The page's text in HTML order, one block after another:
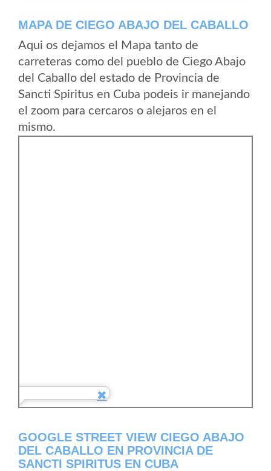
MAPA DE CIEGO ABAJO DEL CABALLO
Aqui os dejamos el Mapa tanto de
carreteras como del pueblo de Ciego Abajo
del Caballo del estado de Provincia de
Sancti Spiritus en Cuba podeis ir manejando
el zoom para cercaros o alejaros en el
mismo.
GOOGLE STREET VIEW CIEGO ABAJO
DEL CABALLO EN PROVINCIA DE
SANCTI SPIRITUS EN CUBA